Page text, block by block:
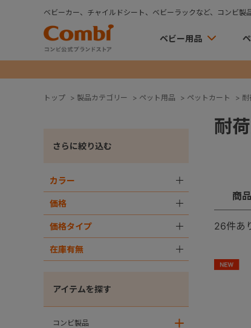
ベビーカー、チャイルドシート、ベビーラックなど、コンビ製
ベビー用品
トップ > 製品カテゴリー > ペット用品 > ペットカート >
さらに絞り込む
カラー
価格
価格タイプ
在庫有無
アイテムを探す
コンビ製品
耐
商
26件あ